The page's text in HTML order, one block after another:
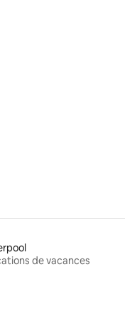
de vacances